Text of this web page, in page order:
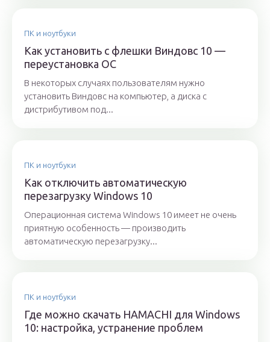
ПК и ноутбуки
Как установить с флешки Виндовс 10 —
переустановка ОС
В некоторых случаях пользователям нужно
установить Виндовс на компьютер, а диска с
дистрибутивом под...
ПК и ноутбуки
Как отключить автоматическую
перезагрузку Windows 10
Операционная система Windows 10 имеет не очень
приятную особенность — производить
автоматическую перезагрузку...
ПК и ноутбуки
Где можно скачать HAMACHI для Windows
10: настройка, устранение проблем